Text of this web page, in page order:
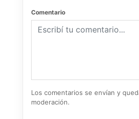
Comentario
Los comentarios se envían y
moderación.